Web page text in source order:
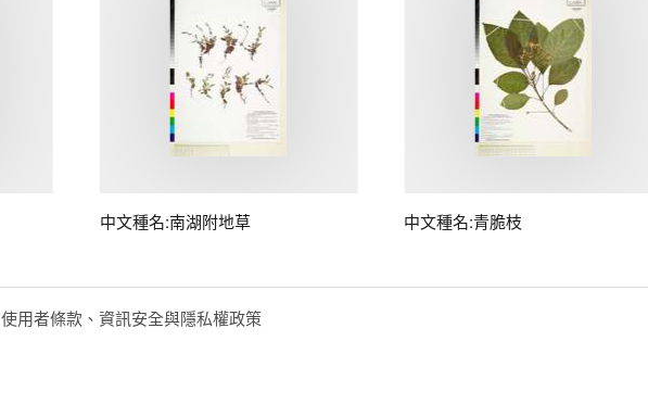
中文種名:南湖附地草 中文種名:青脆枝
使用者條款、資訊安全與隱私權政策